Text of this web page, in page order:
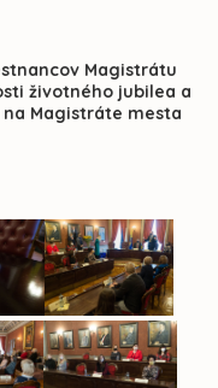
Magistrátu
životného jubilea a
Magistráte mesta